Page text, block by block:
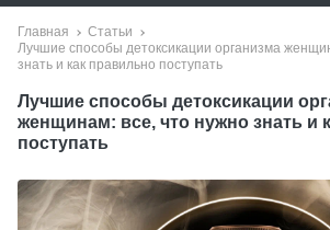
Главная
Статьи
Лучшие способы детоксикации организма
знать и как правильно поступать
Лучшие способы детоксикации
женщинам: все, что нужно знать и
поступать